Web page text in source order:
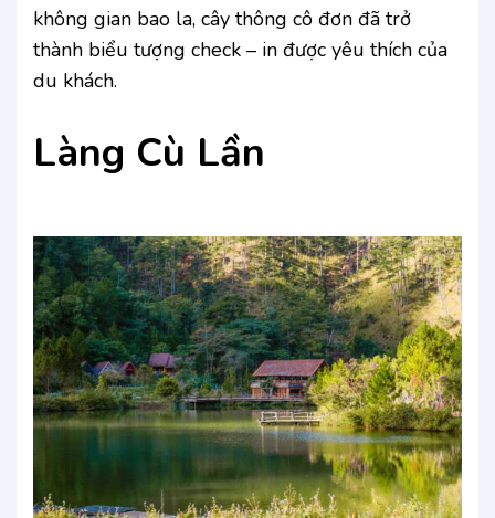
không gian bao la, cây thông cô đơn đã trở
thành biểu tượng check – in được yêu thích của
du khách.
Làng Cù Lần